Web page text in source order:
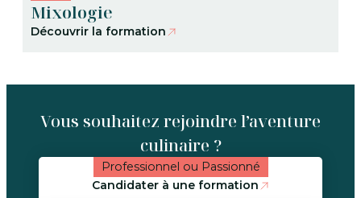
Mixologie
Découvrir la formation
Vous souhaitez rejoindre l’aventure
culinaire ?
Professionnel ou Passionné
Candidater à une formation